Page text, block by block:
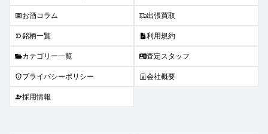
お酒コラム 出張買取
銘柄一覧 利用規約
カテゴリー一覧 査定スタッフ
プライバシーポリシー 会社概要
採用情報